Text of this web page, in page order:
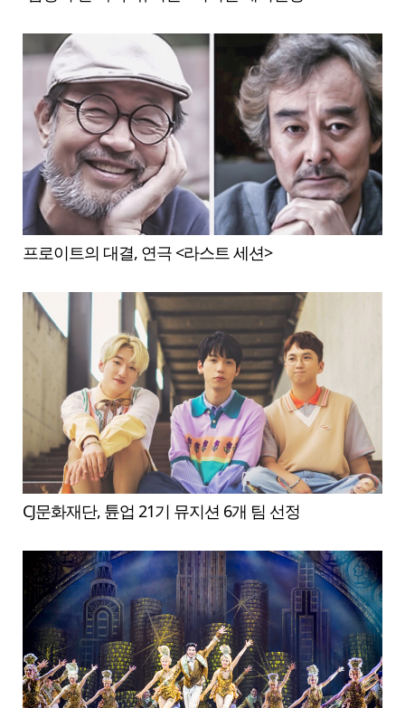
프로이트의 대결, 연극 <라스트 세션>
CJ문화재단, 튠업 21기 뮤지션 6개 팀 선정